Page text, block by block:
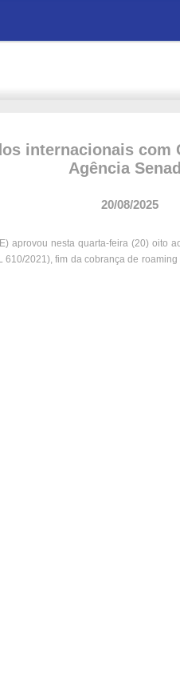
internacionais com
Agência
20/08/2025
aprovou nesta quarta-feira (20) oito
2021), fim da cobrança de